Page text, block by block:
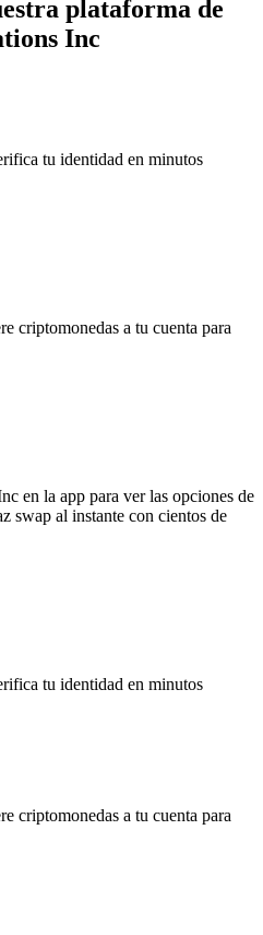
plataforma de
Inc
tu identidad en minutos
criptomonedas a tu cuenta para
en la app para ver las opciones de
swap al instante con cientos de
tu identidad en minutos
criptomonedas a tu cuenta para